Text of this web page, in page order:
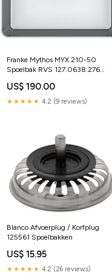
Franke Mythos MYX 210-50
Spoelbak RVS 127.0638.276
US$ 190.00
★★★★★ 4.2 (9 reviews)
Blanco Afvoerplug / Korfplug
125561 Spoelbakken
US$ 15.95
★★★★★ 4.2 (26 reviews)